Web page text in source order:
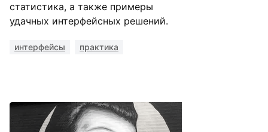
статистика, а также примеры
удачных интерфейсных решений.
интерфейсы практика